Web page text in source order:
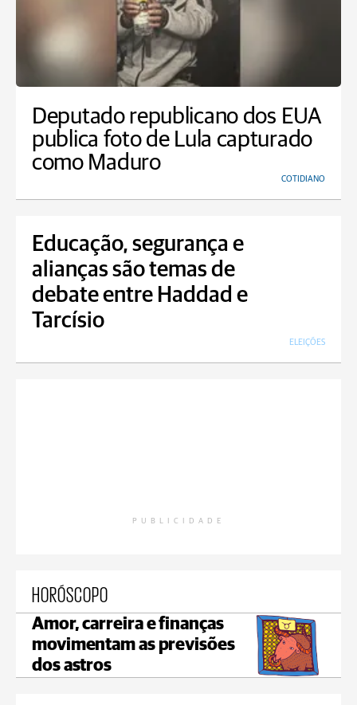
Deputado republicano dos EUA
publica foto de Lula capturado
como Maduro
COTIDIANO
Educação, segurança e
alianças são temas de
debate entre Haddad e
Tarcísio
ELEIÇÕES
PUBLICIDADE
HORÓSCOPO
Amor, carreira e finanças
movimentam as previsões
dos astros